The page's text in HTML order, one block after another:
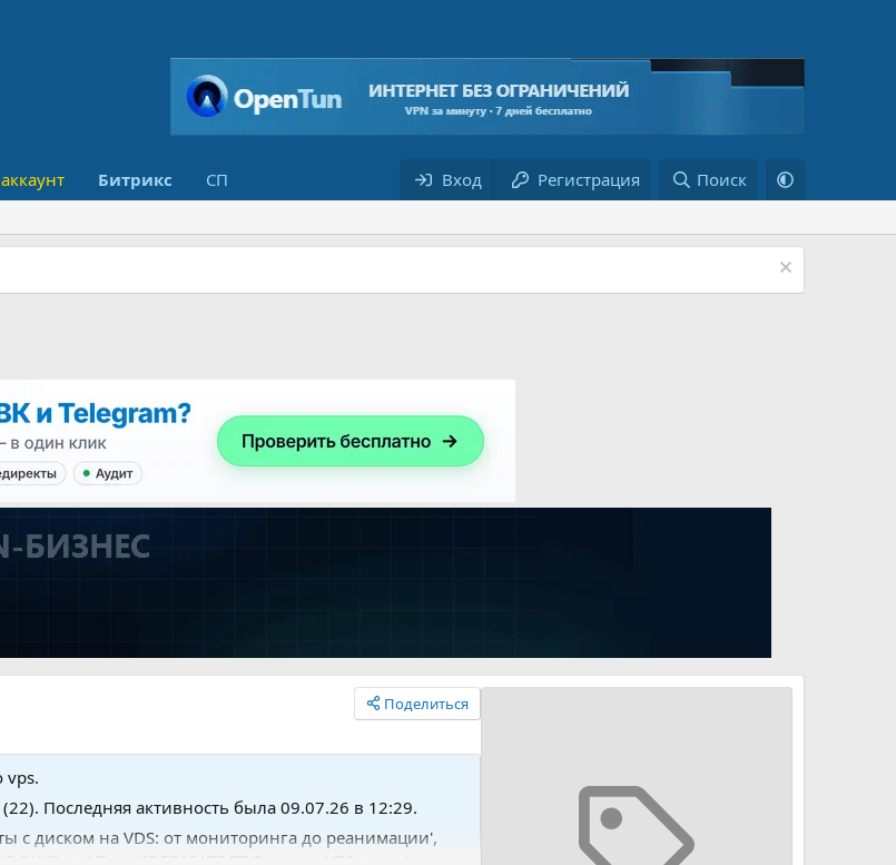
Битрикс СП Вход Регистрация Поиск
Поделиться
vps.
Последняя активность была 09.07.26 в 12:29.
с диском на VDS: от мониторинга до реанимации',
and Тема '[DEDICATE IT] Раздаем VPS всем |